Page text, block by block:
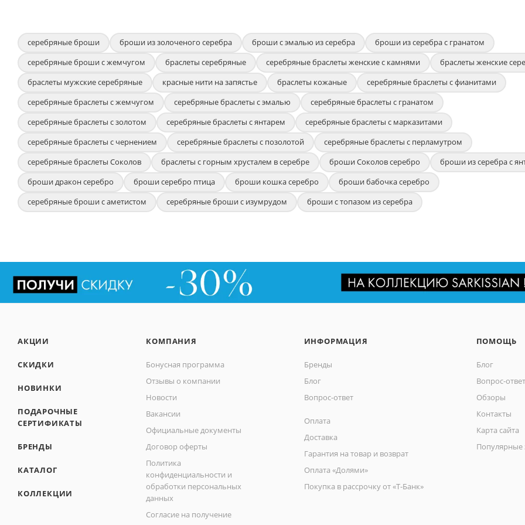
серебряные броши броши из золоченого серебра броши с эмалью из серебра
броши из серебра с гранатом
серебряные броши с жемчугом
браслеты серебряные серебряные браслеты женские с камнями
браслеты женские
браслеты мужские серебряные
красные нити на запястье браслеты кожаные
серебряные браслеты с фианитами
серебряные браслеты с жемчугом
серебряные браслеты с эмалью
серебряные браслеты с гранатом
серебряные браслеты с золотом
серебряные браслеты с янтарем
серебряные браслеты с марказитами
серебряные браслеты с чернением
серебряные браслеты с позолотой
серебряные браслеты с перламутром
серебряные браслеты Соколов
браслеты с горным хрусталем в серебре броши Соколов серебро
броши из серебра с
броши дракон серебро
броши серебро птица броши кошка серебро
броши бабочка серебро
серебряные броши с аметистом
серебряные броши с изумрудом броши с топазом из серебра
АКЦИИ
СКИДКИ
НОВИНКИ
ПОДАРОЧНЫЕ
СЕРТИФИКАТЫ
БРЕНДЫ
КАТАЛОГ
КОЛЛЕКЦИИ
КОМПАНИЯ
Бонусная программа
Отзывы о компании
Новости
Вакансии
Официальные документы
Договор оферты
Политика
конфиденциальности и
обработки персональных
данных
Согласие на получение
ИНФОРМАЦИЯ
Бренды
Блог
Вопрос-ответ
Оплата
Доставка
Гарантия на товар и возврат
Оплата «Долями»
Покупка в рассрочку от «Т-Банк»
ПОМОЩЬ
Блог
Вопрос-ответ
Обзоры
Контакты
Карта сайта
Популярные